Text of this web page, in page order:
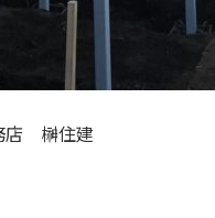
榊住建